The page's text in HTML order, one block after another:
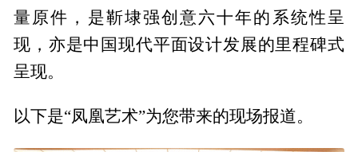
量原件，是靳埭强创意六十年的系统性呈
现，亦是中国现代平面设计发展的里程碑式
呈现。
以下是“凤凰艺术”为您带来的现场报道。